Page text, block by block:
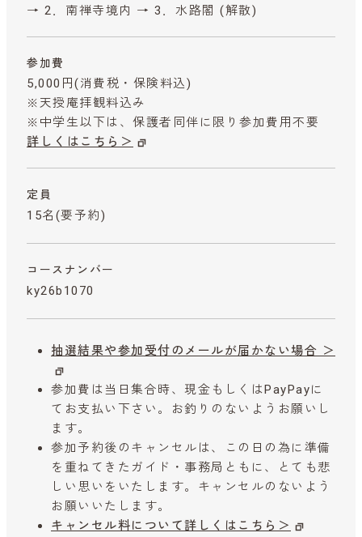
→ 2．南禅寺境内 → 3．水路閣 (解散)
参加費
5,000円 (消費税・保険料込)
※天授庵拝観料込み
※中学生以下は、保護者同伴に限り参加費用不要
詳しくはこちら＞
定員
15名(要予約)
コースナンバー
ky26b1070
抽選結果や参加受付のメールが届かない場合 ＞
参加費は当日集合時、現金もしくはPayPayに
てお支払い下さい。お釣りのないようお願いし
ます。
参加予約後のキャンセルは、この日の為に準備
を重ねてきたガイド・事務局ともに、とても悲
しい思いをいたします。キャンセルのないよう
お願いいたします。
キャンセル料について詳しくはこちら＞